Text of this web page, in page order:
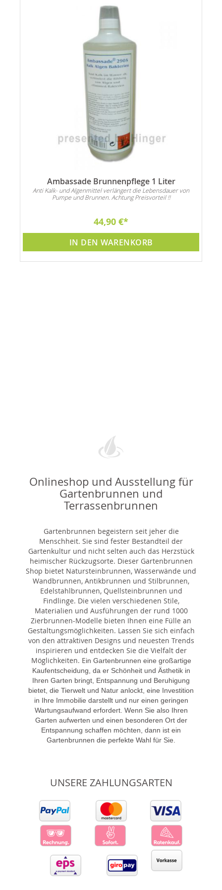
Ambassade Brunnenpflege 1 Liter
Anti Kalk- und Algenmittel verlängert die Lebensdauer von
Pumpe und Brunnen. Achtung Preisvorteil !!
44,90 €
IN DEN WARENKORB
Onlineshop und Ausstellung für
Gartenbrunnen und
Terrassenbrunnen
Gartenbrunnen begeistern seit jeher die
Menschheit. Sie sind fester Bestandteil der
Gartenkultur und nicht selten auch das Herzstück
heimischer Rückzugsorte. Dieser Gartenbrunnen
Shop bietet Natursteinbrunnen, Wasserwände und
Wandbrunnen, Antikbrunnen und Stilbrunnen,
Edelstahlbrunnen, Quellsteinbrunnen und
Findlinge. Die vielen verschiedenen Stile,
Materialien und Ausführungen der rund 1000
Zierbrunnen-Modelle bieten Ihnen eine Fülle an
Gestaltungsmöglichkeiten. Lassen Sie sich einfach
von den attraktiven Designs und neuesten Trends
inspirieren und entdecken Sie die Vielfalt der
Möglichkeiten. Ein Gartenbrunnen eine großartige
Kaufentscheidung, da er Schönheit und Ästhetik in
Ihren Garten bringt, Entspannung und Beruhigung
bietet, die Tierwelt und Natur anlockt, eine Investition
in Ihre Immobilie darstellt und nur einen geringen
Wartungsaufwand erfordert. Wenn Sie also Ihren
Garten aufwerten und einen besonderen Ort der
Entspannung schaffen möchten, dann ist ein
Gartenbrunnen die perfekte Wahl für Sie.
UNSERE ZAHLUNGSARTEN